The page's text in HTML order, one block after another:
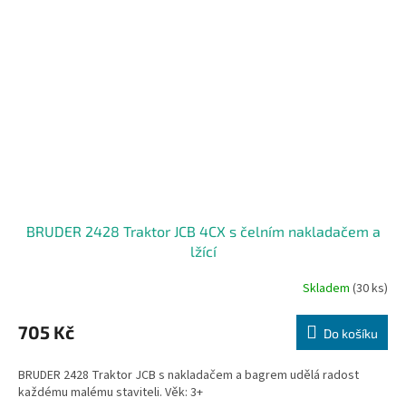
BRUDER 2428 Traktor JCB 4CX s čelním nakladačem a
lžící
Skladem (30 ks)
705 Kč Do košíku
BRUDER 2428 Traktor JCB s nakladačem a bagrem udělá radost
každému malému staviteli. Věk: 3+